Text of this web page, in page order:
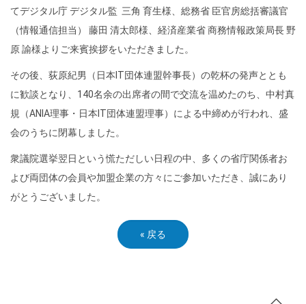
てデジタル庁 デジタル監 三角 育生様、総務省 臣官房総括審議官
（情報通信担当） 藤田 清太郎様、経済産業省 商務情報政策局長 野
原 諭様よりご来賓挨拶をいただきました。
その後、荻原紀男（日本IT団体連盟幹事長）の乾杯の発声ととも
に歓談となり、140名余の出席者の間で交流を温めたのち、中村真
規（ANIA理事・日本IT団体連盟理事）による中締めが行われ、盛
会のうちに閉幕しました。
衆議院選挙翌日という慌ただしい日程の中、多くの省庁関係者お
よび両団体の会員や加盟企業の方々にご参加いただき、誠にあり
がとうございました。
« 戻る